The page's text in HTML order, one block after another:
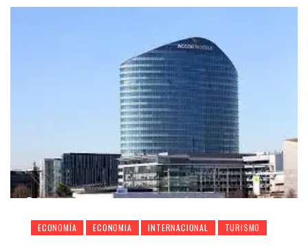
ECONOMÍA ECONOMIA INTERNACIONAL TURISMO